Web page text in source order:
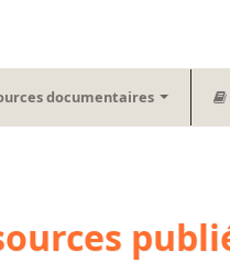
documentaires